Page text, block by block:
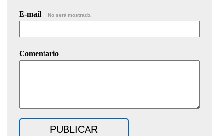
E-mail No será mostrado.
Comentario